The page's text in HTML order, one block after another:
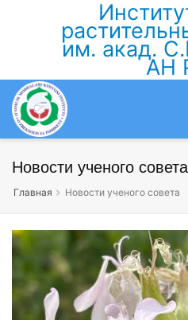
им. акад.
АН
Новости ученого совета
Главная Новости ученого совета